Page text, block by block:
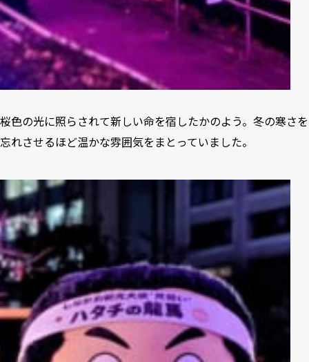
桜色の光に照らされて新しい命を宿したかのよう。冬の寒さを
忘れさせるほど温かな雰囲気をまとっていました。